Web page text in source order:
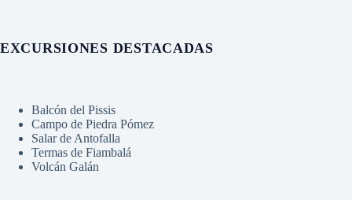
EXCURSIONES DESTACADAS
Balcón del Pissis
Campo de Piedra Pómez
Salar de Antofalla
Termas de Fiambalá
Volcán Galán